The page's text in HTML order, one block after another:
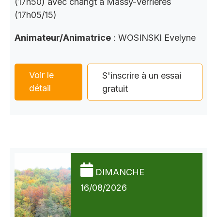
(17h05/15)
Animateur/Animatrice : WOSINSKI Evelyne
Voir le
détail
S'inscrire à un essai
gratuit
DIMANCHE
16/08/2026